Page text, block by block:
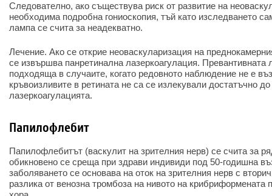
Следователно, ако съществува риск от развитие на
необходима подробна гониоскопия, тъй като изследването
лампа се счита за неадекватно.
Лечение. Ако се открие неоваскуларизация на
се извършва панретинална лазеркоагулация. Превантивната
подходяща в случаите, когато редовното наблюдение не е
кръвоизливите в ретината не са се излекували достатъчно
лазеркоагулацията.
Папилофлебит
Папилофлебитът (васкулит на зрителния нерв) се счита за
обикновено се среща при здрави индивиди под 50-годишна
заболяването се основава на оток на зрителния нерв с
разлика от венозна тромбоза на нивото на крибриформената